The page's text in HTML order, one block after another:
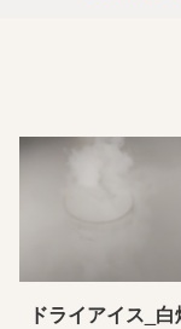
ドライアイス_